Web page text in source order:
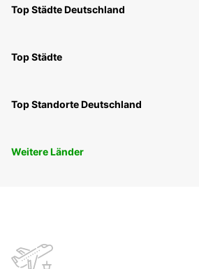
Top Städte Deutschland
Top Städte
Top Standorte Deutschland
Weitere Länder